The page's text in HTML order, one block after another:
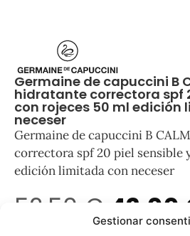
Gestionar
Germaine de capuccini B
hidratante correctora spf
con rojeces 50 ml edición
neceser
Germaine de capuccini B
correctora spf 20 piel sensible
edición limitada con neceser
52,50 € 42,00